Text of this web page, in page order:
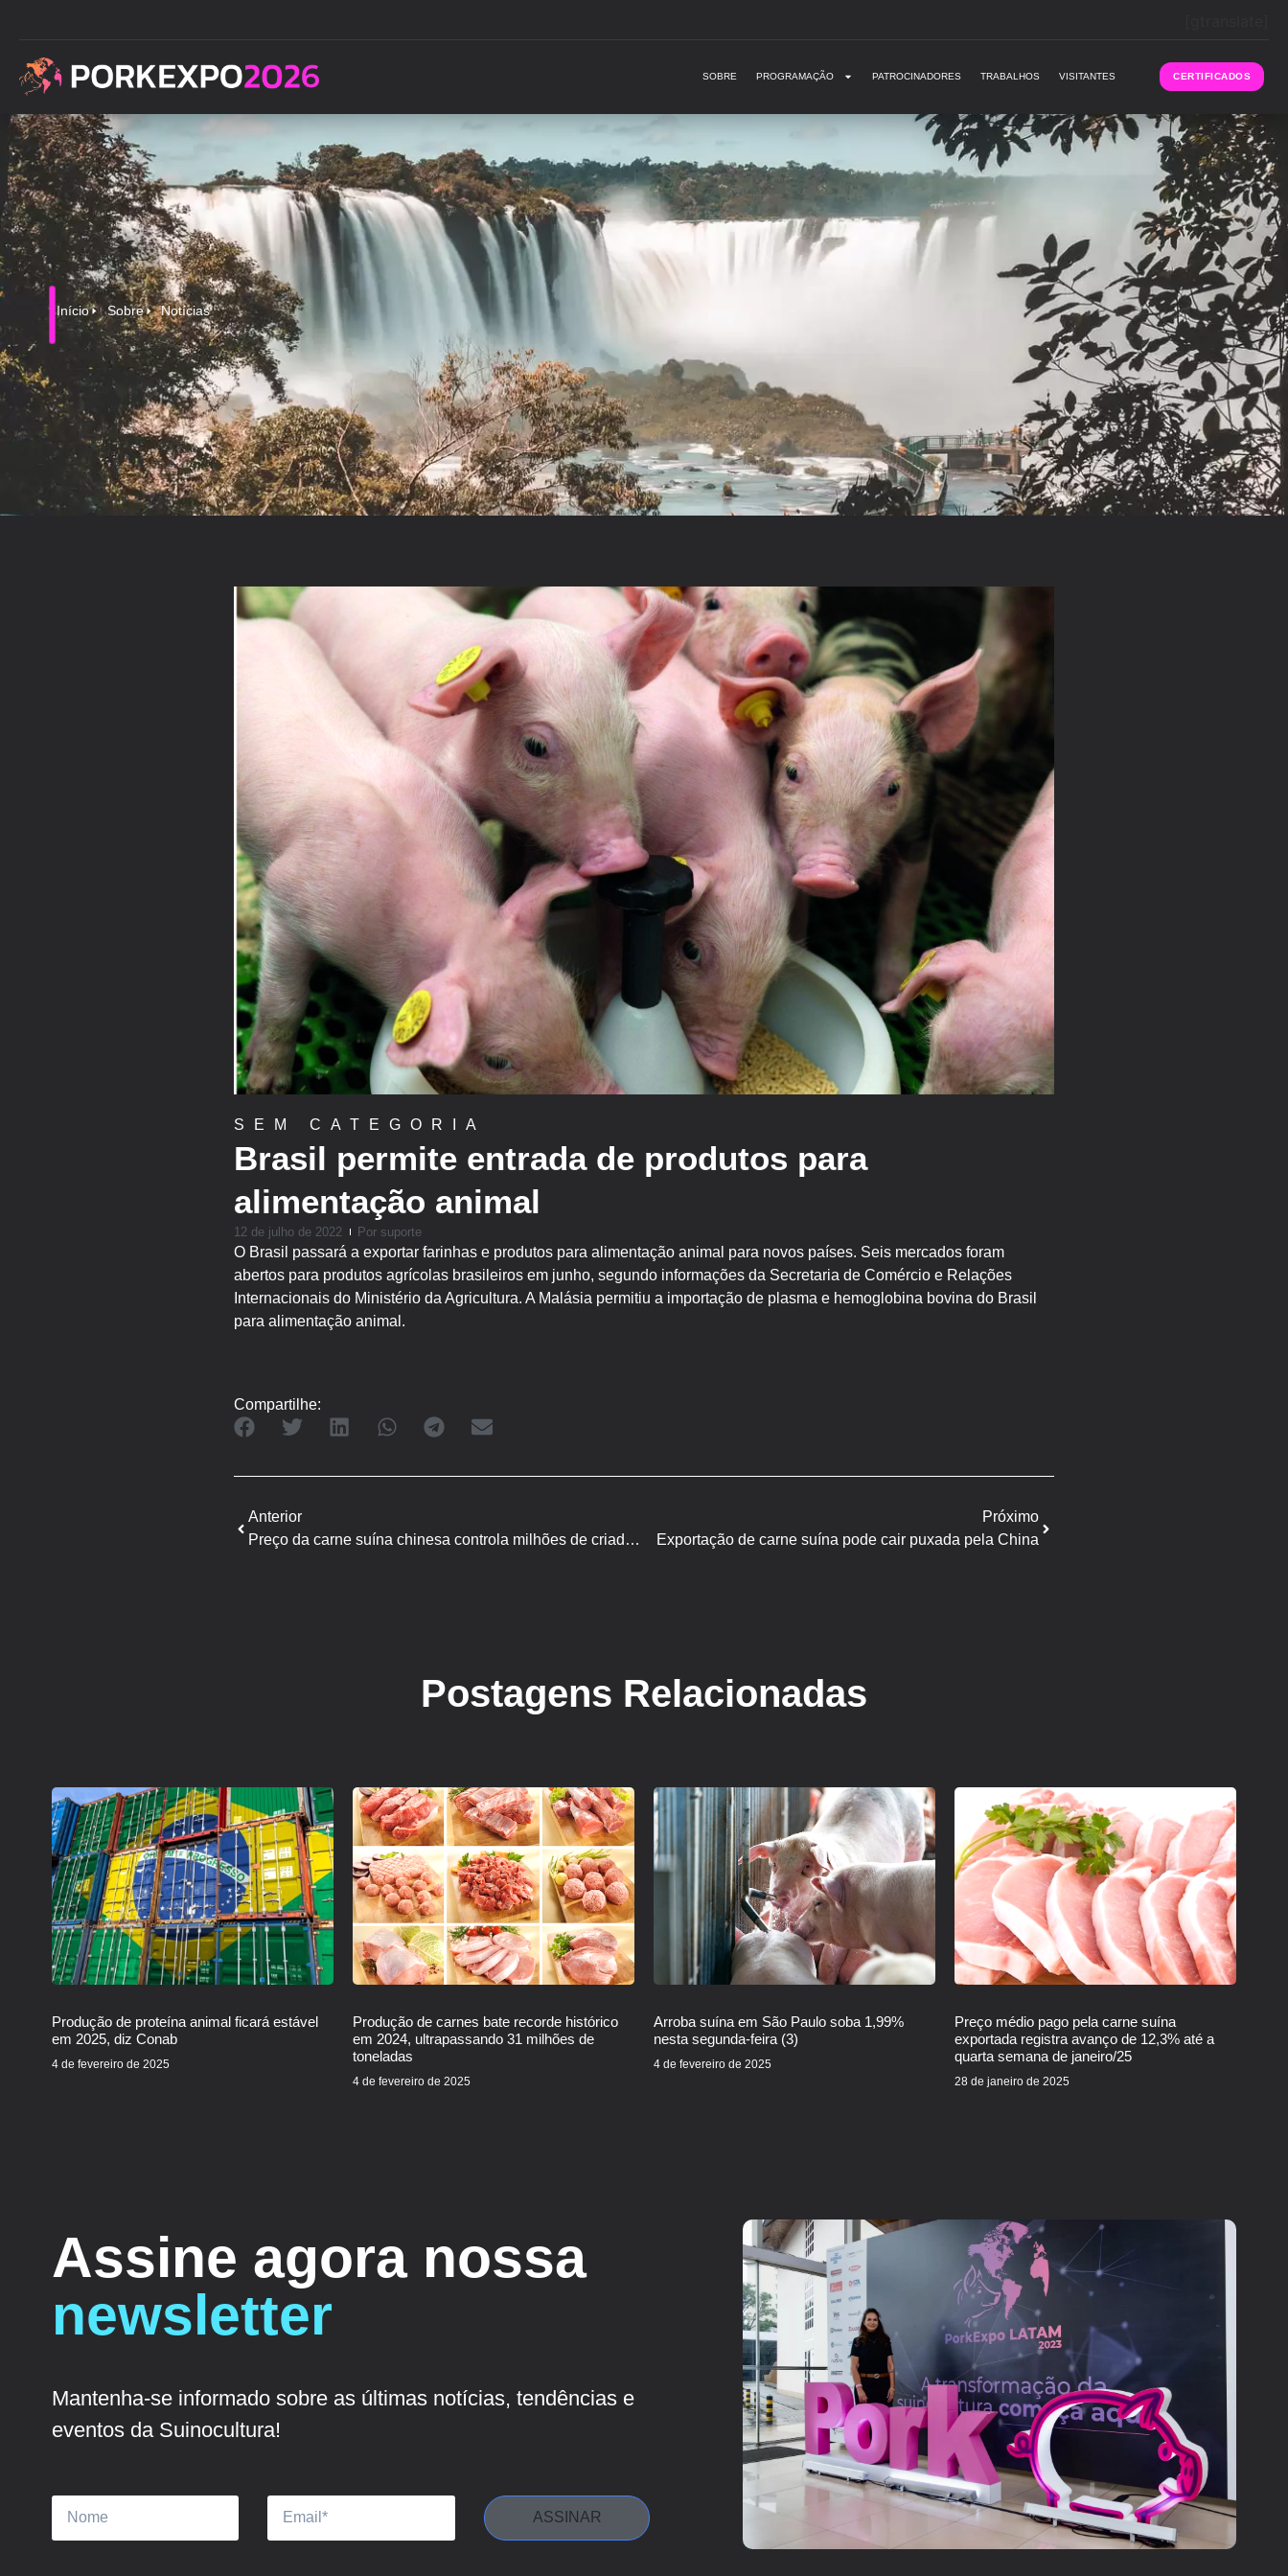
SOBRE PROGRAMAÇÃO PATROCINADORES TRABALHOS VISITANTES CERTIFICADOS
Início Sobre Notícias
SEM CATEGORIA
Brasil permite entrada de produtos para
alimentação animal
12 de julho de 2022 Por suporte
O Brasil passará a exportar farinhas e produtos para alimentação animal para novos países. Seis mercados foram
abertos para produtos agrícolas brasileiros em junho, segundo informações da Secretaria de Comércio e Relações
Internacionais do Ministério da Agricultura. A Malásia permitiu a importação de plasma e hemoglobina bovina do Brasil
para alimentação animal.
Compartilhe:
Anterior
Preço da carne suína chinesa controla milhões de criadores
Próximo
Exportação de carne suína pode cair puxada pela China
Postagens Relacionadas
Produção de proteína animal ficará estável
em 2025, diz Conab
4 de fevereiro de 2025
Produção de carnes bate recorde histórico
em 2024, ultrapassando 31 milhões de
toneladas
4 de fevereiro de 2025
Arroba suína em São Paulo soba 1,99%
nesta segunda-feira (3)
4 de fevereiro de 2025
Preço médio pago pela carne suína
exportada registra avanço de 12,3% até a
quarta semana de janeiro/25
28 de janeiro de 2025
Assine agora nossa
newsletter
Mantenha-se informado sobre as últimas notícias, tendências e
eventos da Suinocultura!
ASSINAR